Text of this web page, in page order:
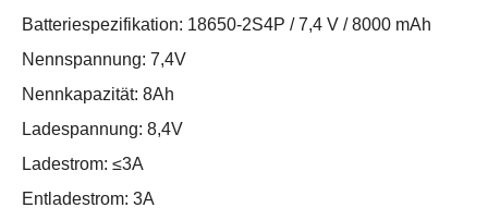
Batteriespezifikation: 18650-2S4P / 7,4 V / 8000 mAh
Nennspannung: 7,4V
Nennkapazität: 8Ah
Ladespannung: 8,4V
Ladestrom: ≤3A
Entladestrom: 3A